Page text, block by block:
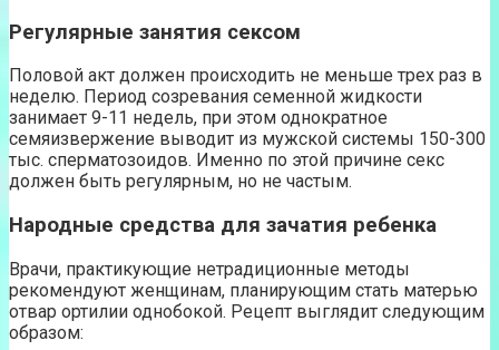
Регулярные занятия сексом
Половой акт должен происходить не меньше трех раз в
неделю. Период созревания семенной жидкости
занимает 9-11 недель, при этом однократное
семяизвержение выводит из мужской системы 150-300
тыс. сперматозоидов. Именно по этой причине секс
должен быть регулярным, но не частым.
Народные средства для зачатия ребенка
Врачи, практикующие нетрадиционные методы
рекомендуют женщинам, планирующим стать матерью
отвар ортилии однобокой. Рецепт выглядит следующим
образом: